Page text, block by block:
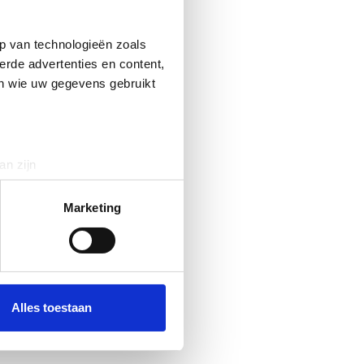
van technologieën zoals
advertenties en content,
wie uw gegevens gebruikt
zijn
detailgedeeltein. U kunt uw
partners voor social
die u aan ze heeft
Marketing
Alles toestaan